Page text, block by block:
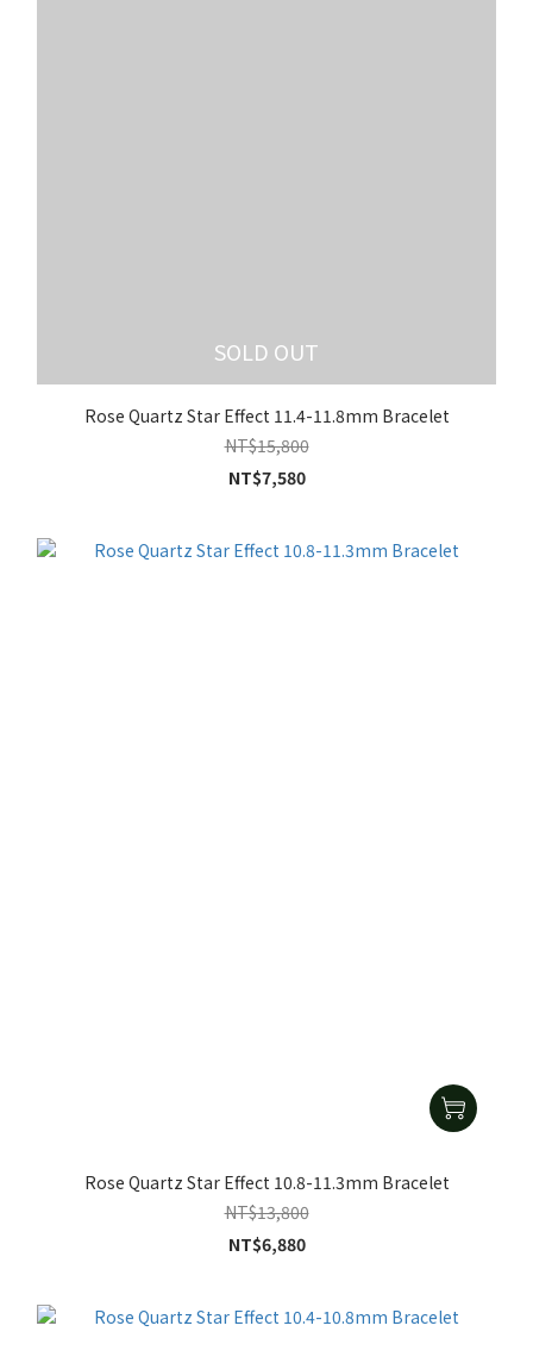
SOLD OUT
Rose Quartz Star Effect 11.4-11.8mm Bracelet
NT$15,800
NT$7,580
Rose Quartz Star Effect 10.8-11.3mm Bracelet
NT$13,800
NT$6,880